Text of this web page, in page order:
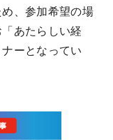
、参加希望の場
あたらしい経
ーとなってい